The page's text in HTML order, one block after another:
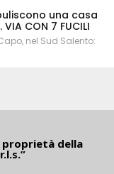
una casa
CON 7 FUCILI
nel Sud Salento:
proprietà della